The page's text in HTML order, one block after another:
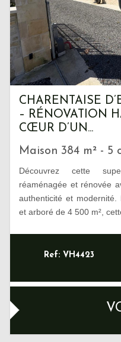
CHARENTAISE
– RÉNOVATION
CŒUR D’UN...
Maison 384 m² - 5
Découvrez cette
réaménagée et rénovée
authenticité et modernité.
et arboré de 4 500 m²,
Ref: VH4423